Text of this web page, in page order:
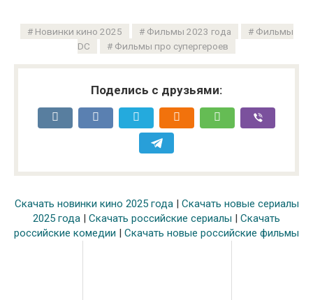
Новинки кино 2025 Фильмы 2023 года
Фильмы
DC
Фильмы про супергероев
Поделись с друзьями:
Скачать новинки кино 2025 года| Скачать новые сериалы
2025 года | Скачать российские сериалы | Скачать
российские комедии | Скачать новые российские фильмы